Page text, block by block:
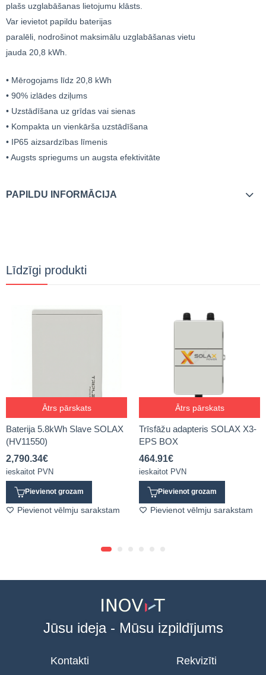
plašs uzglabāšanas lietojumu klāsts.
Var ievietot papildu baterijas
paralēli, nodrošinot maksimālu uzglabāšanas vietu
jauda 20,8 kWh.
• Mērogojams līdz 20,8 kWh
• 90% izlādes dziļums
• Uzstādīšana uz grīdas vai sienas
• Kompakta un vienkārša uzstādīšana
• IP65 aizsardzības līmenis
• Augsts spriegums un augsta efektivitāte
PAPILDU INFORMĀCIJA
Līdzīgi produkti
Ātrs pārskats
Baterija 5.8kWh Slave SOLAX
(HV11550)
2,790.34€
ieskaitot PVN
Pievienot grozam
Pievienot vēlmju sarakstam
Ātrs pārskats
Trīsfāžu adapteris SOLAX X3-
EPS BOX
464.91€
ieskaitot PVN
Pievienot grozam
Pievienot vēlmju sarakstam
Jūsu ideja - Mūsu izpildījums
Kontakti Rekvizīti